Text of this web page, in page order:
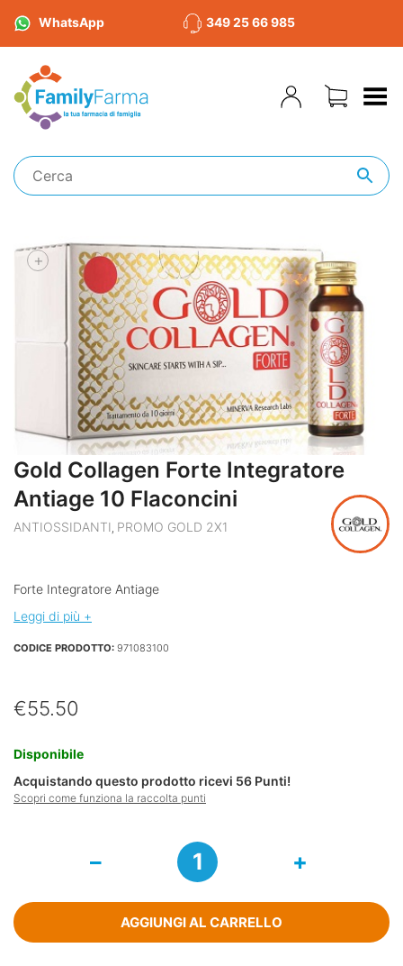
WhatsApp 349 25 66 985
Toggle Menu
+
Gold Collagen Forte Integratore
Antiage 10 Flaconcini
ANTIOSSIDANTI PROMO GOLD 2X1
Forte Integratore Antiage
Leggi di più +
CODICE PRODOTTO: 971083100
€55.50
Disponibile
Acquistando questo prodotto ricevi 56 Punti!
Scopri come funziona la raccolta punti
Integratore
Antiage
10
AGGIUNGI AL CARRELLO